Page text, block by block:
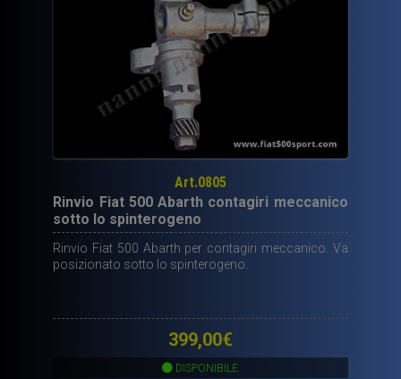
Art.0805
Rinvio Fiat 500 Abarth contagiri meccanico
sotto lo spinterogeno
Rinvio Fiat 500 Abarth per contagiri meccanico. Va
posizionato sotto lo spinterogeno.
399,00€
DISPONIBILE